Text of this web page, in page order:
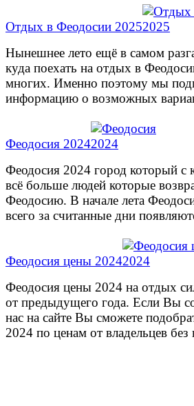
Отдых в Феодосии 2025
Нынешнее лето ещё в самом
куда поехать на отдых в
многих. Именно поэтому мы
информацию о возможных
Феодосия 2024
Феодосия 2024 город который с
всё больше людей которые
Феодосию. В начале лета
всего за считанные дни
Феодосия цены 2024
Феодосия цены 2024 на отдых
от предыдущего года. Если Вы
нас на сайте Вы сможете
2024 по ценам от владельцев без